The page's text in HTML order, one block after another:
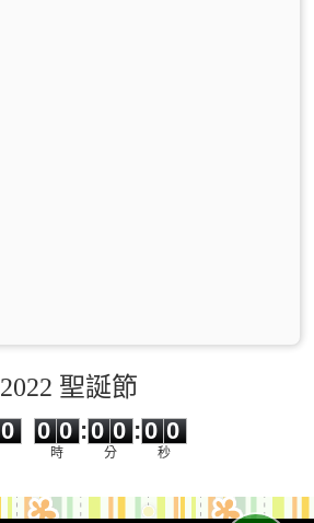
2022 聖誕節
0
0
0
0
時
:
0
0
0
0
分
:0 0
秒